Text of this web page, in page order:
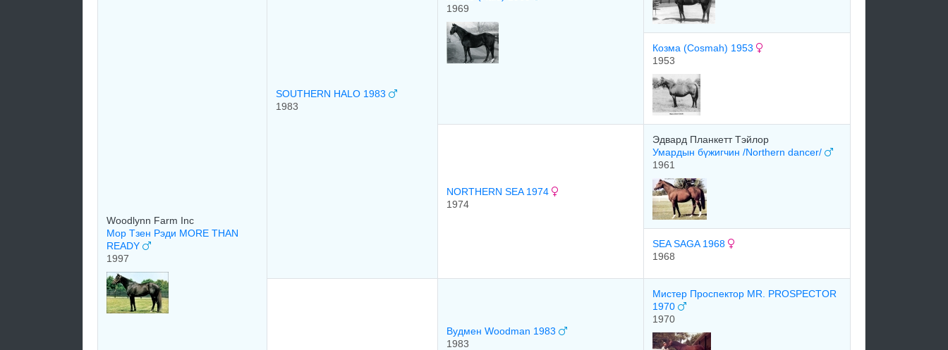
Woodlynn Farm Inc
Мор Тзен Рэди MORE THAN
READY
1997
SOUTHERN HALO 1983
1983
1969
Кoзмa (Cosmah) 1953
1953
NORTHERN SEA 1974
1974
Эдваpд Планкетт Тэйлop
Умардын бүжигчин /Northern dancer/
1961
SEA SAGA 1968
1968
Вудмен Woodman 1983
1983
Мистер Проспектор MR. PROSPECTOR
1970
1970